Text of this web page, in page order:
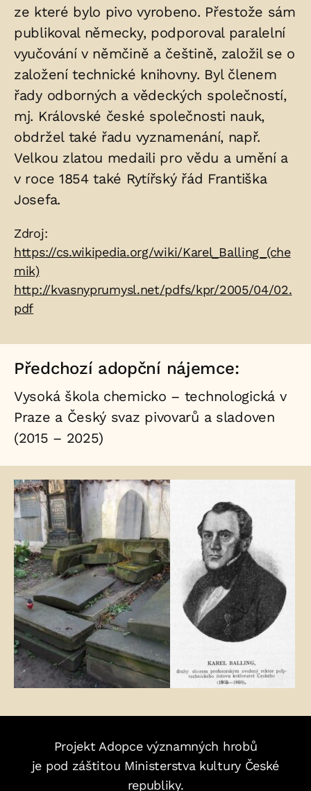
ze které bylo pivo vyrobeno. Přestože sám
publikoval německy, podporoval paralelní
vyučování v němčině a češtině, založil se o
založení technické knihovny. Byl členem
řady odborných a vědeckých společností,
mj. Královské české společnosti nauk,
obdržel také řadu vyznamenání, např.
Velkou zlatou medaili pro vědu a umění a
v roce 1854 také Rytířský řád Františka
Josefa.
Zdroje:
Zdroj:
https://cs.wikipedia.org/wiki/Karel_Balling_(che
mik)
http://kvasnyprumysl.net/pdfs/kpr/2005/04/02.
pdf
Předchozí adopční nájemce:
Vysoká škola chemicko – technologická v
Praze a Český svaz pivovarů a sladoven
(2015 – 2025)
Fotogalerie:
Projekt Adopce významných hrobů
je pod záštitou Ministerstva kultury České
republiky.